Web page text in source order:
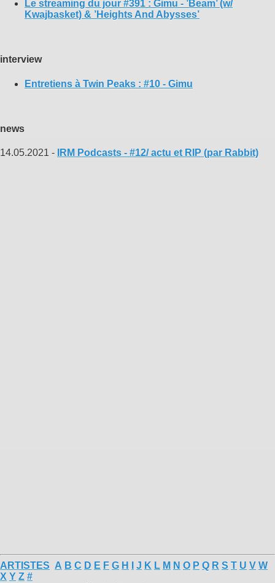
Le streaming du jour #391 : Gimu - ’Beam’ (w/
Kwajbasket) & ’Heights And Abysses’
interview
Entretiens à Twin Peaks : #10 - Gimu
news
14.05.2021 - IRM Podcasts - #12/ actu et RIP (par Rabbit)
ARTISTES A B C D E F G H J K L M N O P Q R S T U V W
X Y Z #